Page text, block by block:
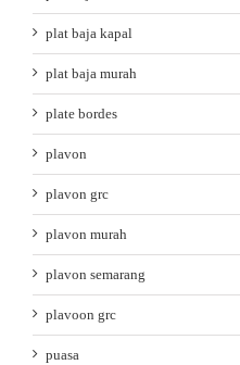
plat baja kapal
plat baja murah
plate bordes
plavon
plavon grc
plavon murah
plavon semarang
plavoon grc
puasa